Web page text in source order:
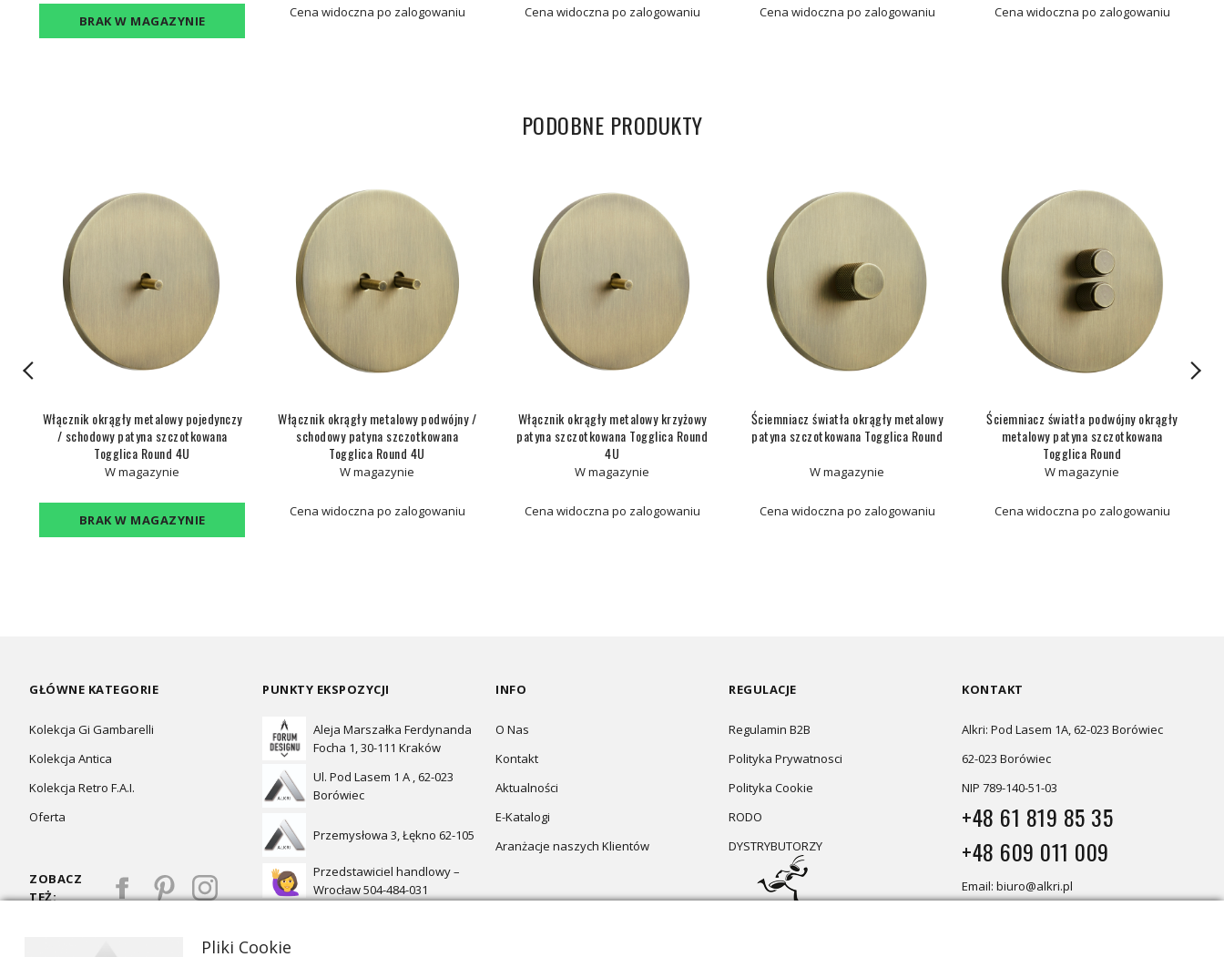
BRAK W MAGAZYNIE
Cena widoczna po zalogowaniu Cena widoczna po zalogowaniu Cena widoczna po zalogowaniu Cena widoczna po zalogowaniu
PODOBNE PRODUKTY
Włącznik okrągły metalowy pojedynczy
/ schodowy patyna szczotkowana
Togglica Round 4U
W magazynie
BRAK W MAGAZYNIE
Włącznik okrągły metalowy podwójny /
schodowy patyna szczotkowana
Togglica Round 4U
W magazynie
Cena widoczna po zalogowaniu
Włącznik okrągły metalowy krzyżowy
patyna szczotkowana Togglica Round
4U
W magazynie
Cena widoczna po zalogowaniu
Ściemniacz światła okrągły metalowy
patyna szczotkowana Togglica Round
W magazynie
Cena widoczna po zalogowaniu
Ściemniacz światła podwójny okrągły
metalowy patyna szczotkowana
Togglica Round
W magazynie
Cena widoczna po zalogowaniu
GŁÓWNE KATEGORIE
Kolekcja Gi Gambarelli
Kolekcja Antica
Kolekcja Retro F.A.I.
Oferta
ZOBACZ
TEŻ:
PUNKTY EKSPOZYCJI
Aleja Marszałka Ferdynanda
Focha 1, 30-111 Kraków
Ul. Pod Lasem 1 A , 62-023
Borówiec
Przemysłowa 3, Łękno 62-105
Przedstawiciel handlowy –
Wrocław 504-484-031
INFO
O Nas
Kontakt
Aktualności
E-Katalogi
Aranżacje naszych Klientów
REGULACJE
Regulamin B2B
Polityka Prywatnosci
Polityka Cookie
RODO
DYSTRYBUTORZY
KONTAKT
Alkri: Pod Lasem 1A, 62-023 Borówiec
62-023 Borówiec
NIP 789-140-51-03
+48 61 819 85 35
+48 609 011 009
Email: biuro@alkri.pl
Pliki Cookie